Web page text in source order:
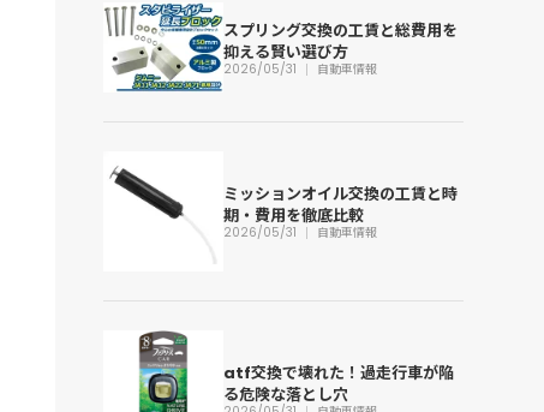
スプリング交換の工賃と総費用を
抑える賢い選び方
2026/05/31 自動車情報
ミッションオイル交換の工賃と時
期・費用を徹底比較
2026/05/31 自動車情報
atf交換で壊れた！過走行車が陥
る危険な落とし穴